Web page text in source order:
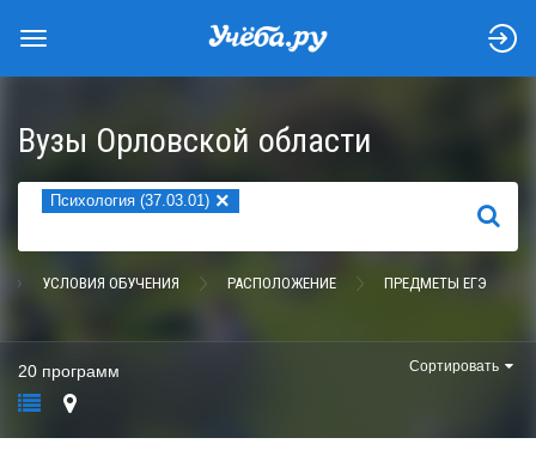
Вузы Орловской области
Психология (37.03.01) ×
НАЙТИ
УСЛОВИЯ ОБУЧЕНИЯ РАСПОЛОЖЕНИЕ ПРЕДМЕТЫ ЕГЭ
20 программ Сортировать